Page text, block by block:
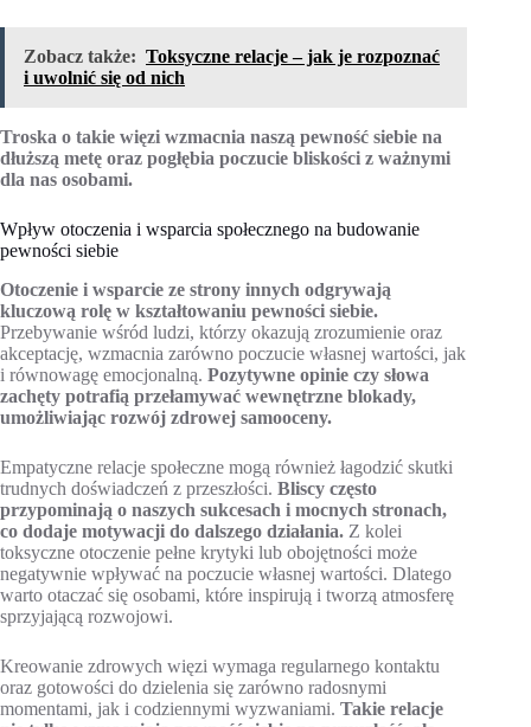
Zobacz także: Toksyczne relacje – jak je rozpoznać
i uwolnić się od nich
Troska o takie więzi wzmacnia naszą pewność siebie na
dłuższą metę oraz pogłębia poczucie bliskości z ważnymi
dla nas osobami.
Wpływ otoczenia i wsparcia społecznego na budowanie
pewności siebie
Otoczenie i wsparcie ze strony innych odgrywają
kluczową rolę w kształtowaniu pewności siebie.
Przebywanie wśród ludzi, którzy okazują zrozumienie oraz
akceptację, wzmacnia zarówno poczucie własnej wartości, jak
i równowagę emocjonalną. Pozytywne opinie czy słowa
zachęty potrafią przełamywać wewnętrzne blokady,
umożliwiając rozwój zdrowej samooceny.
Empatyczne relacje społeczne mogą również łagodzić skutki
trudnych doświadczeń z przeszłości. Bliscy często
przypominają o naszych sukcesach i mocnych stronach,
co dodaje motywacji do dalszego działania. Z kolei
toksyczne otoczenie pełne krytyki lub obojętności może
negatywnie wpływać na poczucie własnej wartości. Dlatego
warto otaczać się osobami, które inspirują i tworzą atmosferę
sprzyjającą rozwojowi.
Kreowanie zdrowych więzi wymaga regularnego kontaktu
oraz gotowości do dzielenia się zarówno radosnymi
momentami, jak i codziennymi wyzwaniami. Takie relacje